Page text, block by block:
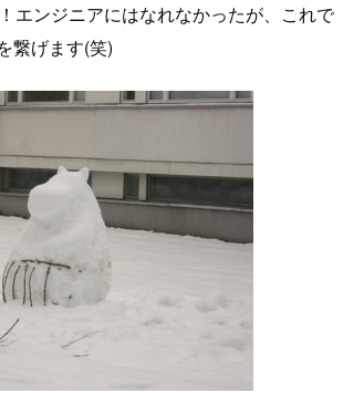
エンジニアにはなれなかったが、これで
繋げます(笑)